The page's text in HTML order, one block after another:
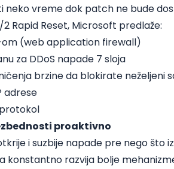
neko vreme dok patch ne bude
Rapid Reset, Microsoft predlaže:
(web application firewall)
za DDoS napade 7 sloja
brzine da blokirate neželjeni
adrese
proaktivno
i suzbije napade pre nego što
konstantno razvija bolje